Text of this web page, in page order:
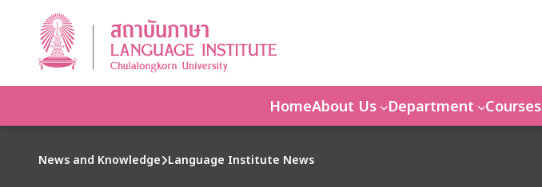
HomeAbout Us Department Courses
News and Knowledge Language Institute News